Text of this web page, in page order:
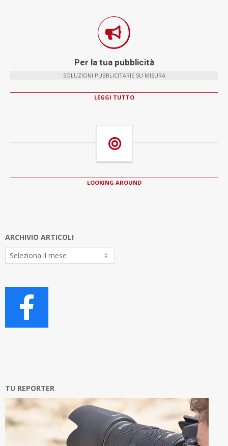
Per la tua pubblicità
SOLUZIONI PUBBLICITARIE SU MISURA
LEGGI TUTTO
LOOKING AROUND
ARCHIVIO ARTICOLI
Archivio
Articoli
TU REPORTER